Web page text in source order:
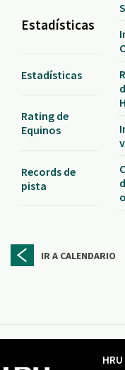
Estadísticas
Estadísticas
Rating de
Equinos
Records de
pista
IR A CALENDARIO
HRU